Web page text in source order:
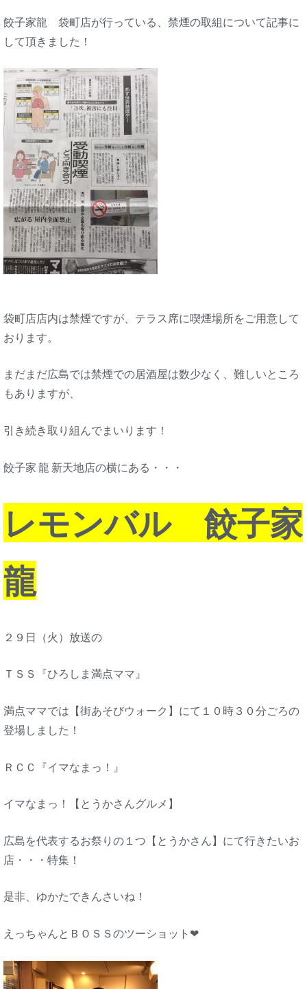
餃子家龍 袋町店が行っている、禁煙の取組について記事に
して頂きました！
袋町店店内は禁煙ですが、テラス席に喫煙場所をご用意して
おります。
まだまだ広島では禁煙での居酒屋は数少なく、難しいところ
もありますが、
引き続き取り組んでまいります！
餃子家 龍 新天地店の横にある・・・
レモンバル 餃子家
龍
２９日（火）放送の
ＴＳＳ『ひろしま満点ママ』
満点ママでは【街あそびウォーク】にて１０時３０分ごろの
登場しました！
ＲＣＣ『イマなまっ！』
イマなまっ！【とうかさんグルメ】
広島を代表するお祭りの１つ【とうかさん】にて行きたいお
店・・・特集！
是非、ゆかたできんさいね！
えっちゃんとＢＯＳＳのツーショット❤